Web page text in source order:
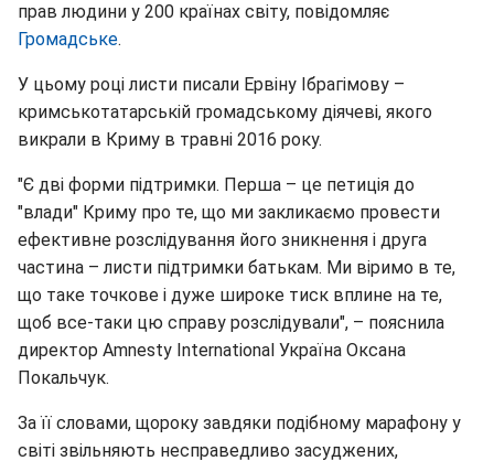
прав людини у 200 країнах світу, повідомляє
Громадське.
У цьому році листи писали Ервіну Ібрагімову –
кримськотатарській громадському діячеві, якого
викрали в Криму в травні 2016 року.
"Є дві форми підтримки. Перша – це петиція до
"влади" Криму про те, що ми закликаємо провести
ефективне розслідування його зникнення і друга
частина – листи підтримки батькам. Ми віримо в те,
що таке точкове і дуже широке тиск вплине на те,
щоб все-таки цю справу розслідували", – пояснила
директор Amnesty International Україна Оксана
Покальчук.
За її словами, щороку завдяки подібному марафону у
світі звільняють несправедливо засуджених,